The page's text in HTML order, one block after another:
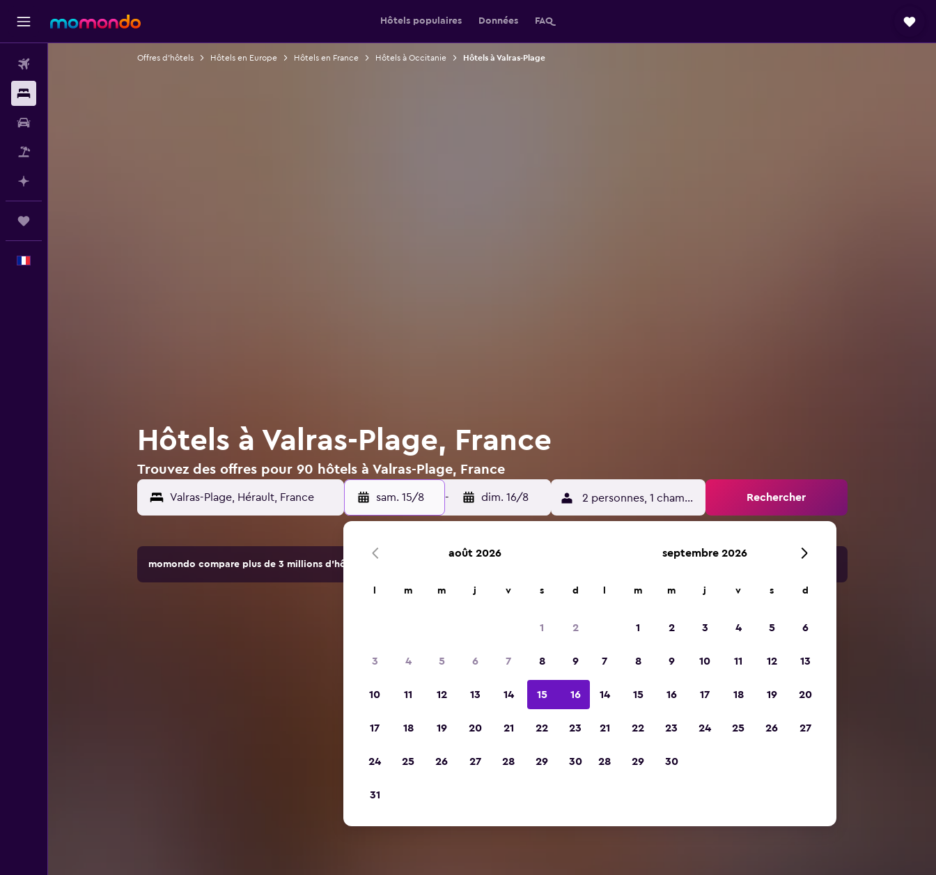
Hôtels populaires Données FAQ
Offres d’hôtels Hôtels en Europe Hôtels en France Hôtels à Occitanie Hôtels à Valras-Plage
Hôtels à Valras-Plage, France
Trouvez des offres pour 90 hôtels à Valras-Plage, France
sam. 15/8 - dim. 16/8 2 personnes, 1 chambre Rechercher
momondo compare plus de 3 millions d'hôtels et d'hébergements.
août 2026
m m j v s d
1 2
3 4 5 6 7 8 9
10 11 12 13 14 15 16
17 18 19 20 21 22 23
24 25 26 27 28 29 30
31
septembre 2026
m m j v s d
1 2 3 4 5 6
7 8 9 10 11 12 13
14 15 16 17 18 19 20
21 22 23 24 25 26 27
28 29 30